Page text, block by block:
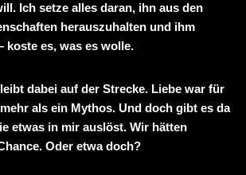
Ich setze alles daran, ihn aus den
herauszuhalten und ihm
koste es, was es wolle.
dabei auf der Strecke. Liebe war für
als ein Mythos. Und doch gibt es da
etwas in mir auslöst. Wir hätten
Oder etwa doch?